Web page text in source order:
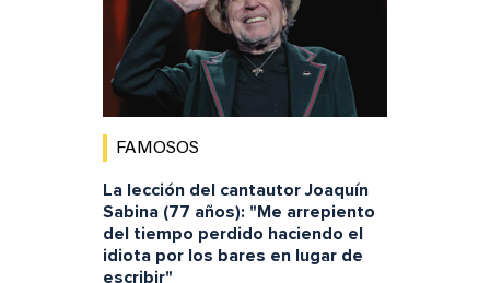
FAMOSOS
La lección del cantautor Joaquín
Sabina (77 años): "Me arrepiento
del tiempo perdido haciendo el
idiota por los bares en lugar de
escribir"